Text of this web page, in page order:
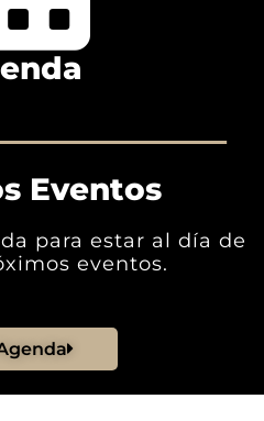
Eventos
para estar al día de
eventos.